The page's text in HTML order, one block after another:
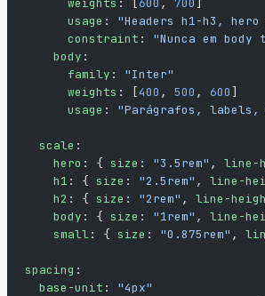
      usage
: "Headers h1-h3,
      constraint
: "Nunca em
    body
:
      family
: "Inter"
      weights
: [400 , 500 , 600]
      usage
: "Parágrafos,
  scale
:
    hero
: { size : "3.5rem" , line-
    h1
: { size : "2.5rem" , line-
    h2
: { size : "2rem" , line-
    body
: { size : "1rem" , line-
    small
: { size : "0.875rem" ,
spacing :
  base-unit
: "4px"